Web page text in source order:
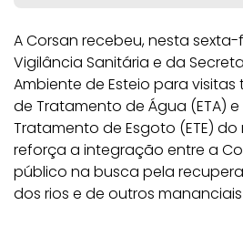
A Corsan recebeu, nesta
Vigilância Sanitária e da
Ambiente de Esteio para
de Tratamento de Água (ETA)
Tratamento de Esgoto (ETE)
reforça a integração entre a
público na busca pela
dos rios e de outros